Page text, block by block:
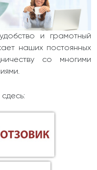
и грамотный
наших постоянных
со многими